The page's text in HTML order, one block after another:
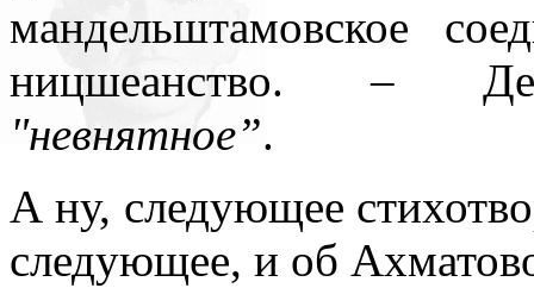
мандельштамовское
ницшеанство. –
"невнятное”.
А ну, следующее
следующее, и об